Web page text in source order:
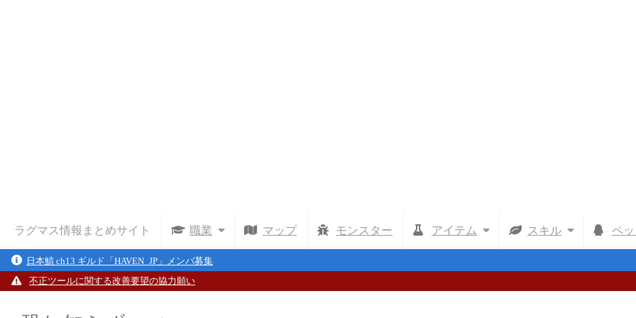
ラグマス情報まとめサイト 職業 マップ モンスター アイテム スキル ペッ
日本鯖 ch13 ギルド「HAVEN_JP」メンバ募集
不正ツールに関する改善要望の協力願い